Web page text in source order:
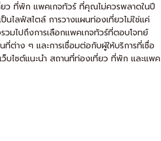
ยว ที่พัก แพคเกจทัวร์ ที่คุณไม่ควรพลาดในปี
นไลฟ์สไตล์ การวางแผนท่องเที่ยวไม่ใช่แค่
มไปถึงการเลือกแพคเกจทัวร์ที่ตอบโจทย์
ที่ต่าง ๆ และการเชื่อมต่อกับผู้ให้บริการที่เชื่อ
ว็บไซต์แนะนำ สถานที่ท่องเที่ยว ที่พัก และแพค